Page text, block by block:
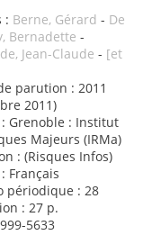
: Berne, Gérard - De
Bernadette -
Jean-Claude - [et
parution : 2011
2011)
Grenoble : Institut
Majeurs (IRMa)
: (Risques Infos)
Français
périodique : 28
: 27 p.
5633